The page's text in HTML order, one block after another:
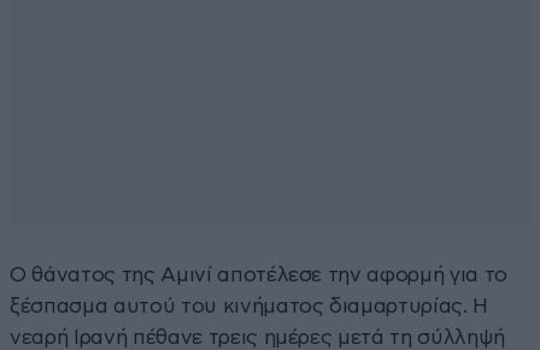
Ο θάνατος της Αμινί αποτέλεσε την αφορμή για το
ξέσπασμα αυτού του κινήματος διαμαρτυρίας. Η
νεαρή Ιρανή πέθανε τρεις ημέρες μετά τη σύλληψή